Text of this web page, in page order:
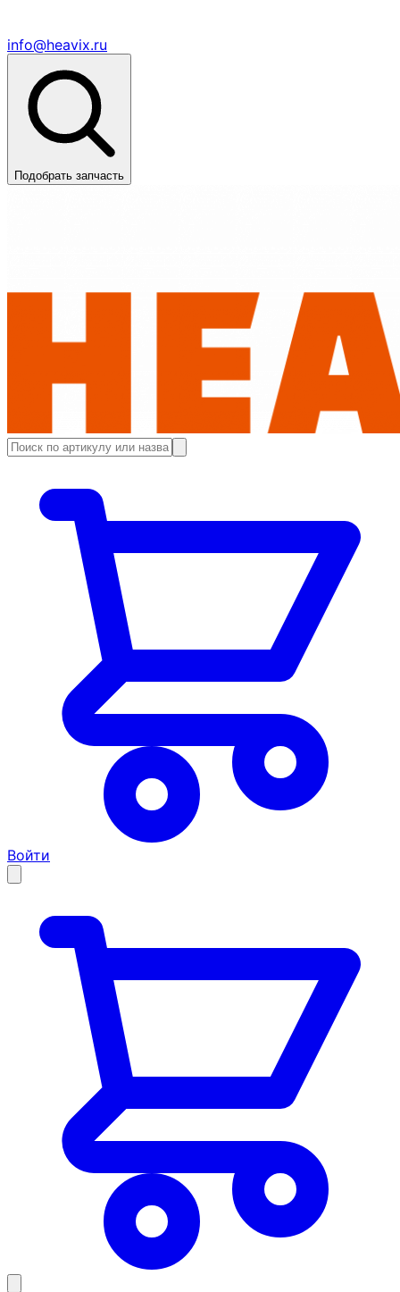
info@heavix.ru
Подобрать запчасть
Войти